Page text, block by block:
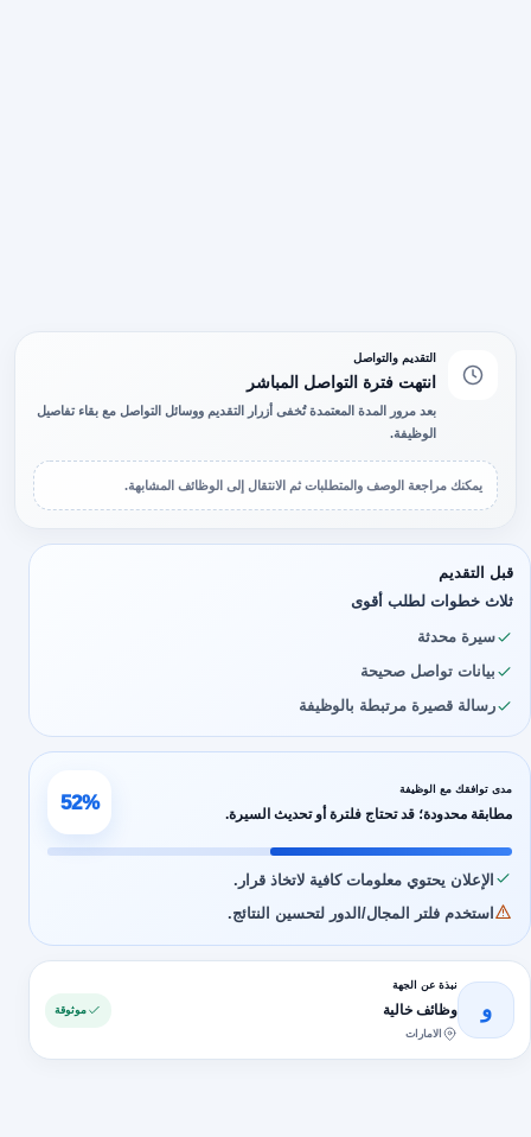
التقديم والتواصل
انتهت فترة التواصل المباشر
بعد مرور المدة المعتمدة تُخفى أزرار التقديم ووسائل التواصل مع بقاء تفاصيل
الوظيفة.
يمكنك مراجعة الوصف والمتطلبات ثم الانتقال إلى الوظائف المشابهة.
قبل التقديم
ثلاث خطوات لطلب أقوى
سيرة محدثة
بيانات تواصل صحيحة
رسالة قصيرة مرتبطة بالوظيفة
مدى توافقك مع الوظيفة
مطابقة محدودة؛ قد تحتاج فلترة أو تحديث السيرة. 52%
الإعلان يحتوي معلومات كافية لاتخاذ قرار.
استخدم فلتر المجال/الدور لتحسين النتائج.
و
نبذة عن الجهة
وظائف خالية
الامارات
موثوقة